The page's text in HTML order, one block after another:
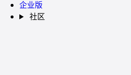
企业版
社区